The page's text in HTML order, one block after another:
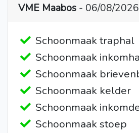
VME Maabos - 06/08/
Schoonmaak traphal
Schoonmaak
Schoonmaak
Schoonmaak kelder
Schoonmaak
Schoonmaak stoep